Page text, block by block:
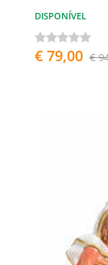
DISPONÍVEL
€ 79,00 €